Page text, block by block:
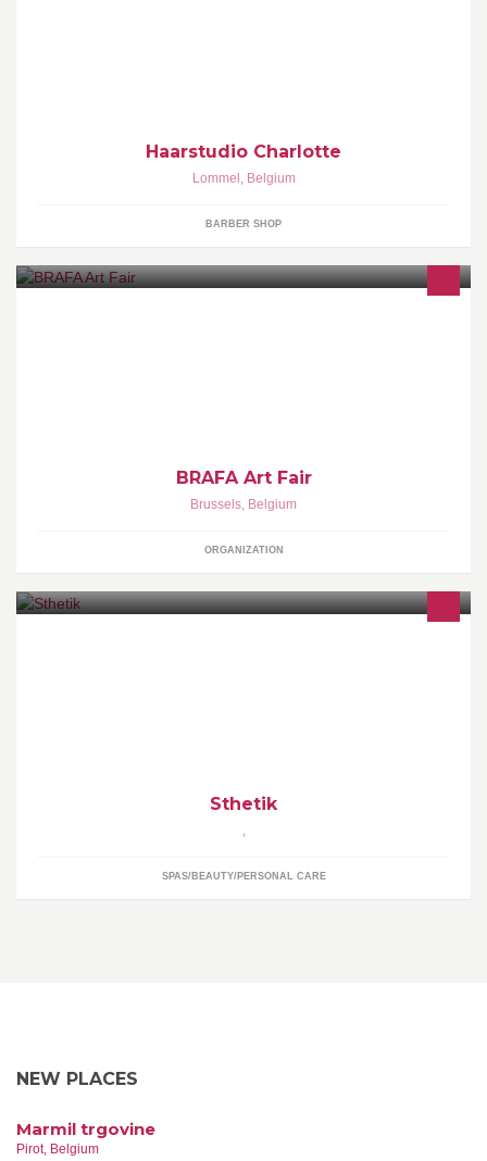
Haarstudio Charlotte
Lommel , Belgium
BARBER SHOP
BRAFA Art Fair
Brussels, Belgium
ORGANIZATION
Sthetik
,
SPAS/BEAUTY/PERSONAL CARE
NEW PLACES
Marmil trgovine
Pirot, Belgium